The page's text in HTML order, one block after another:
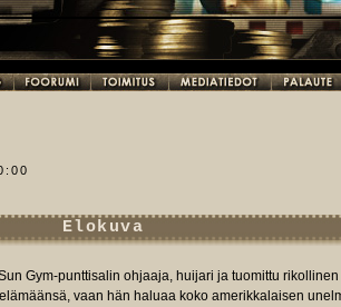
Elokuva
Gym-punttisalin ohjaaja, huijari ja tuomittu rikollinen
vaan hän haluaa koko amerikkalaisen